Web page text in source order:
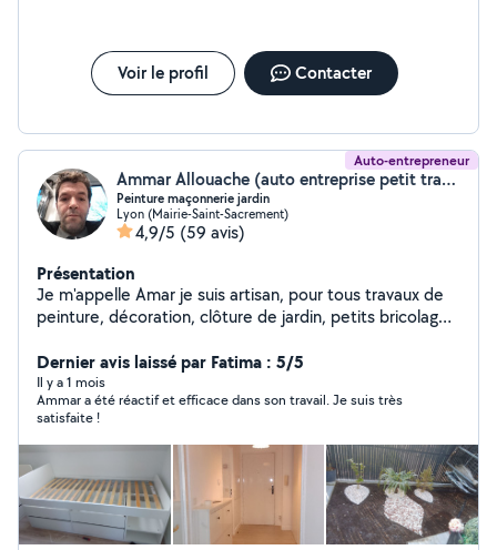
Voir le profil Contacter
Auto-entrepreneur
Ammar Allouache (auto entreprise petit travaux)
Peinture maçonnerie jardin
Lyon (Mairie-Saint-Sacrement)
4,9/5 (59 avis)
Présentation
Je m'appelle Amar je suis artisan, pour tous travaux de
peinture, décoration, clôture de jardin, petits bricolages
fabrication dressing, réparation du volet roulant et
montage de cuisine.
Dernier avis laissé par Fatima : 5/5
Il y a 1 mois
Ammar a été réactif et efficace dans son travail. Je suis très
satisfaite !